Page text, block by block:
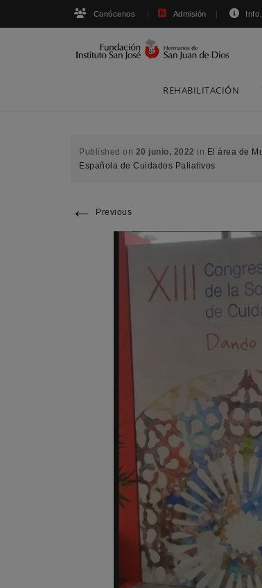
Conócenos Admisión
REHABILITACIÓN
Published on 20 junio, 2022 in El área de
Española de Cuidados Paliativos
← Previous